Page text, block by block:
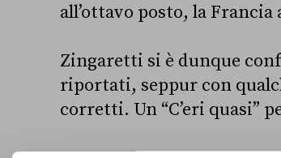
all’ottavo posto, la Francia
Zingaretti si è dunque
riportati, seppur con
corretti. Un “C’eri quasi”